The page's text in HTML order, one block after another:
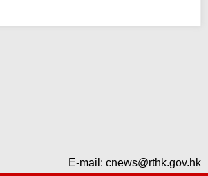
E-mail: cnews@rthk.gov.hk